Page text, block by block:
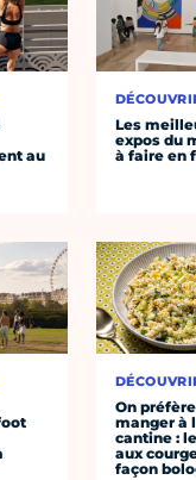
au
Les
expos du
à faire en
On préfère
manger à
cantine :
aux
façon